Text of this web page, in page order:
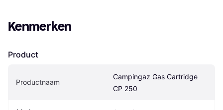
Kenmerken
Product
Productnaam
Campingaz Gas Cartridge
CP 250